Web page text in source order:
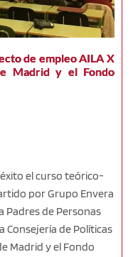
de empleo AILA X
Madrid y el Fondo
el curso teórico-
por Grupo Envera
Padres de Personas
Consejería de Políticas
Madrid y el Fondo